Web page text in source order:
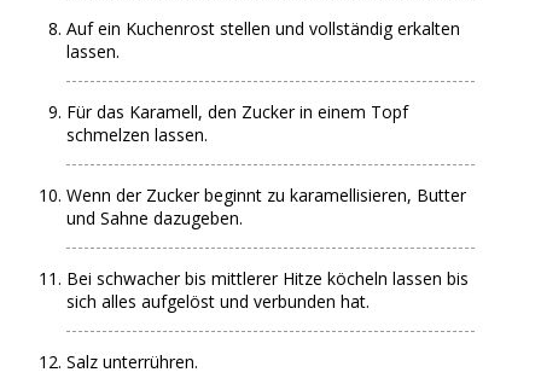
Auf ein Kuchenrost stellen und vollständig erkalten
lassen.
Für das Karamell, den Zucker in einem Topf
schmelzen lassen.
Wenn der Zucker beginnt zu karamellisieren, Butter
und Sahne dazugeben.
Bei schwacher bis mittlerer Hitze köcheln lassen bis
sich alles aufgelöst und verbunden hat.
Salz unterrühren.